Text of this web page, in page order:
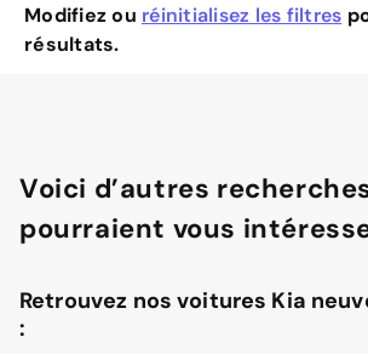
Modifiez ou réinitialisez les filtres
résultats.
Voici d’autres
pourraient vous
Retrouvez nos voitures Kia
: